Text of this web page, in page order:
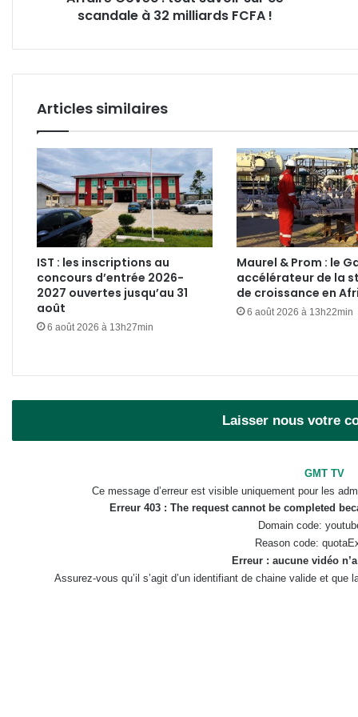
!
scandale à 32 milliards FCFA !
12
Articles similaires
IST : les inscriptions au
concours d’entrée 2026-
2027 ouvertes jusqu’au 31
août
6 août 2026 à 13h27min
Maurel & Prom : le
accélérateur de la
de croissance en
6 août 2026 à 13h22min
Laisser nous votre
GMT TV
Ce message d’erreur est visible uniquement pour les
Erreur 403 : The request cannot be completed
Domain code:
Reason code:
Erreur : aucune vidéo
Assurez-vous qu’il s’agit d’un identifiant de chaine valide et